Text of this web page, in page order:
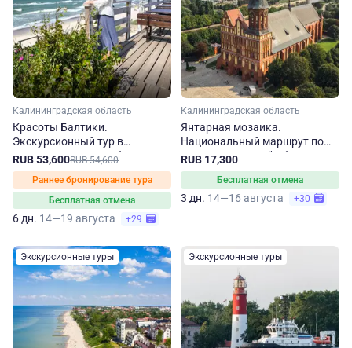
Калининградская область
Красоты Балтики.
Экскурсионный тур в
Калининградскую область на
6 дней
RUB 53,600RUB 54,600
Раннее бронирование тура
Бесплатная отмена
6 дн. 14—19 августа +29
Калининградская область
Янтарная мозаика.
Национальный маршрут по
Калининградской области
RUB 17,300
Бесплатная отмена
3 дн. 14—16 августа +30
Экскурсионные туры Экскурсионные туры